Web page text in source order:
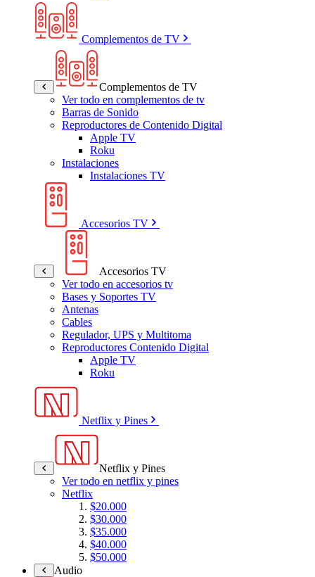
Complementos de TV
Complementos de TV
Ver todo en complementos de tv
Barras de Sonido
Reproductores de Contenido Digital
Apple TV
Roku
Instalaciones
Instalaciones TV
Accesorios TV
Accesorios TV
Ver todo en accesorios tv
Bases y Soportes TV
Antenas
Cables
Regulador, UPS y Multitoma
Reproductores Contenido Digital
Apple TV
Roku
Netflix y Pines
Netflix y Pines
Ver todo en netflix y pines
Netflix
$20.000
$30.000
$35.000
$40.000
$50.000
Audio